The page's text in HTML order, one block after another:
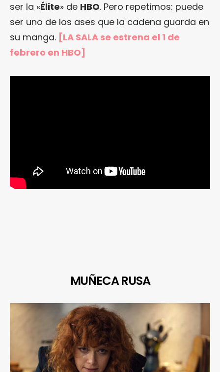
ser la «Élite» de HBO. Pero repetimos: puede
ser uno de los ases que la cadena guarda en
su manga. [LA SALA se estrena el 1 de
febrero en HBO]
MUÑECA RUSA